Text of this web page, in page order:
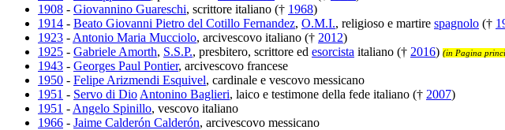
1908 - Giovannino Guareschi, scrittore italiano († 1968)
1914 - Beato Giovanni Pietro del Cotillo Fernandez, O.M.I., religioso e martire spagnolo (†
1923 - Antonio Maria Mucciolo, arcivescovo italiano († 2012)
1925 - Gabriele Amorth, S.S.P., presbitero, scrittore ed esorcista italiano († 2016) (in Pagina
1943 - Georges Paul Pontier, arcivescovo francese
1950 - Felipe Arizmendi Esquivel, cardinale e vescovo messicano
1951 - Servo di Dio Antonino Baglieri, laico e testimone della fede italiano († 2007)
1951 - Angelo Spinillo, vescovo italiano
1966 - Jaime Calderón Calderón, arcivescovo messicano